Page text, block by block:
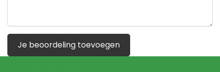
Je beoordeling toevoegen